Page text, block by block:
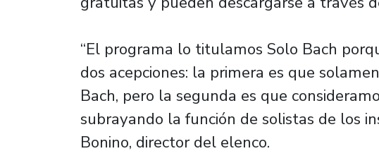
“El programa lo titulamos Solo Bach
dos acepciones: la primera es que
Bach, pero la segunda es que
subrayando la función de solistas de los
Bonino, director del elenco.